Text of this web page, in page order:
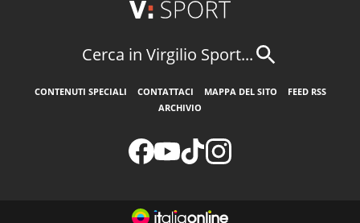
Cerca in Virgilio Sport...
CONTENUTI SPECIALI CONTATTACI MAPPA DEL SITO
FEED RSS
ARCHIVIO